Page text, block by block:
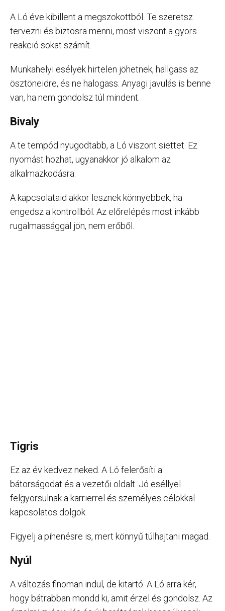
A Ló éve kibillent a megszokottból. Te szeretsz
tervezni és biztosra menni, most viszont a gyors
reakció sokat számít.
Munkahelyi esélyek hirtelen jöhetnek, hallgass az
ösztöneidre, és ne halogass. Anyagi javulás is benne
van, ha nem gondolsz túl mindent.
Bivaly
A te tempód nyugodtabb, a Ló viszont siettet. Ez
nyomást hozhat, ugyanakkor jó alkalom az
alkalmazkodásra.
A kapcsolataid akkor lesznek könnyebbek, ha
engedsz a kontrollból. Az előrelépés most inkább
rugalmassággal jön, nem erőből.
Tigris
Ez az év kedvez neked. A Ló felerősíti a
bátorságodat és a vezetői oldalt. Jó eséllyel
felgyorsulnak a karrierrel és személyes célokkal
kapcsolatos dolgok.
Figyelj a pihenésre is, mert könnyű túlhajtani magad.
Nyúl
A változás finoman indul, de kitartó. A Ló arra kér,
hogy bátrabban mondd ki, amit érzel és gondolsz. Az